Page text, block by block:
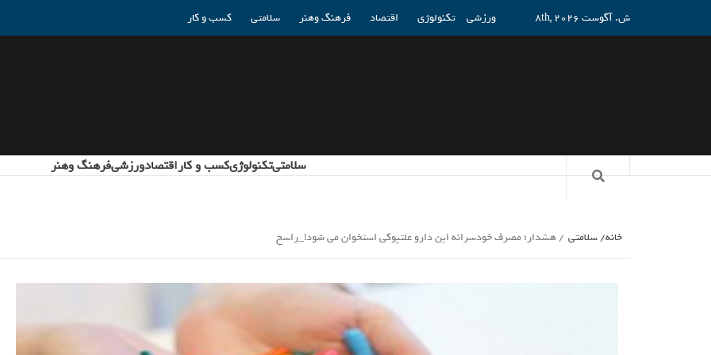
ش. آگوست 8th, 2026 ورزشی تکنولوژی اقتصاد فرهنگ وهنر سلامتی کسب و کار
سلامتیتکنولوژیکسب و کاراقتصادورزشیفرهنگ وهنر
خانه سلامتی هشدار؛ مصرف خودسرانه این دارو علتپوکی استخوان می شود!_راسخ